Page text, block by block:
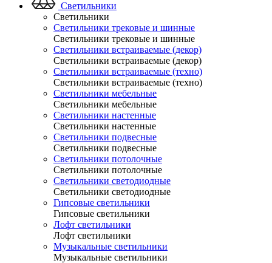
Светильники
Светильники
Светильники трековые и шинные
Светильники трековые и шинные
Светильники встраиваемые (декор)
Светильники встраиваемые (декор)
Светильники встраиваемые (техно)
Светильники встраиваемые (техно)
Светильники мебельные
Светильники мебельные
Светильники настенные
Светильники настенные
Светильники подвесные
Светильники подвесные
Светильники потолочные
Светильники потолочные
Светильники светодиодные
Светильники светодиодные
Гипсовые светильники
Гипсовые светильники
Лофт светильники
Лофт светильники
Музыкальные светильники
Музыкальные светильники